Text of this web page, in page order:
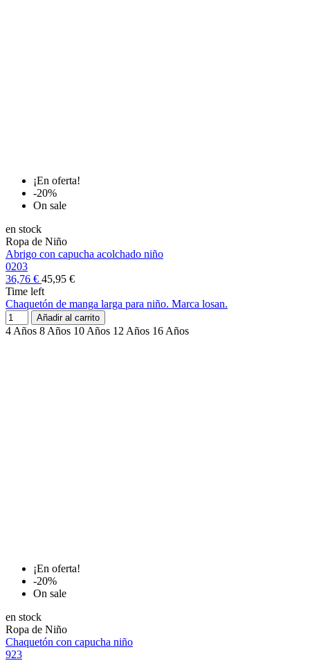
¡En oferta!
-20%
On sale
en stock
Ropa de Niño
Abrigo con capucha acolchado niño
0203
36,76 € 45,95 €
Time left
Chaquetón de manga larga para niño. Marca losan.
Añadir al carrito
4 Años 8 Años 10 Años 12 Años 16 Años
¡En oferta!
-20%
On sale
en stock
Ropa de Niño
Chaquetón con capucha niño
923